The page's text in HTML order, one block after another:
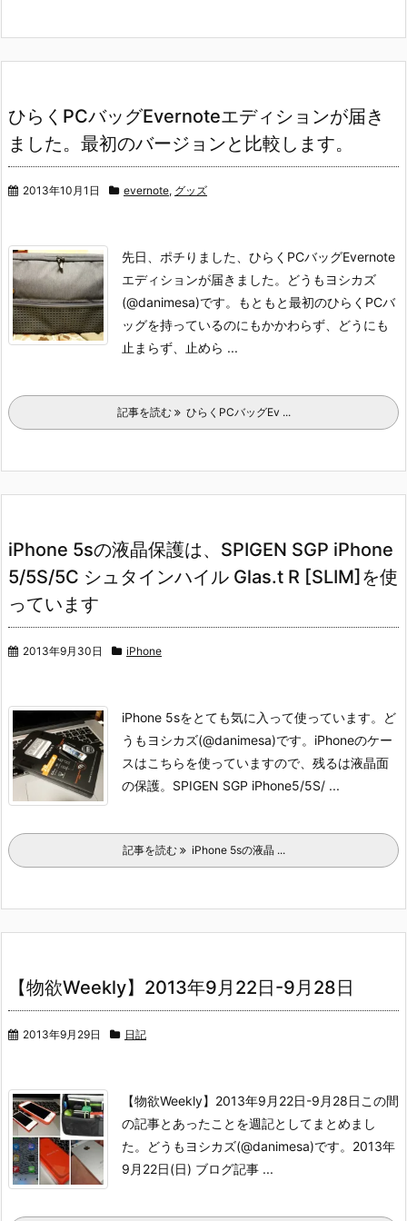
ひらくPCバッグEvernoteエディションが届き
ました。最初のバージョンと比較します。
2013年10月1日 evernote, グッズ
先日、ポチりました、ひらくPCバッグEvernote
エディションが届きました。どうもヨシカズ
(@danimesa)です。
もともと最初のひらくPCバ
ッグを持っているのにもかかわらず、どうにも
止まらず、止めら ...
記事を読む ひらくPCバッグEv ...
iPhone 5sの液晶保護は、SPIGEN SGP iPhone
5/5S/5C シュタインハイル Glas.t R [SLIM]を使
っています
2013年9月30日 iPhone
iPhone 5sをとても気に入って使っています。ど
うもヨシカズ(@danimesa)です。 iPhoneのケー
スはこちらを使っていますので、残るは液晶面
の保護。 SPIGEN SGP iPhone5/5S/ ...
記事を読む iPhone 5sの液晶 ...
【物欲Weekly】2013年9月22日-9月28日
2013年9月29日 日記
【物欲Weekly】2013年9月22日-9月28日この間
の記事とあったことを週記としてまとめまし
た。どうもヨシカズ(@danimesa)です。 2013年
9月22日(日) ブログ記事 ...